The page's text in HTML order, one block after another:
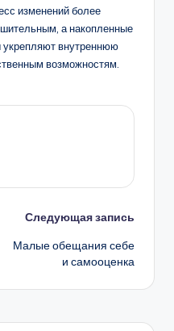
изменений более
а накопленные
укрепляют внутреннюю
возможностям.
Следующая запись
Малые обещания себе
и самооценка